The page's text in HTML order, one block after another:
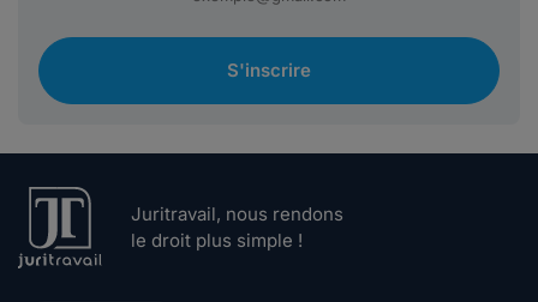
S'inscrire
Juritravail, nous rendons
le droit plus simple !